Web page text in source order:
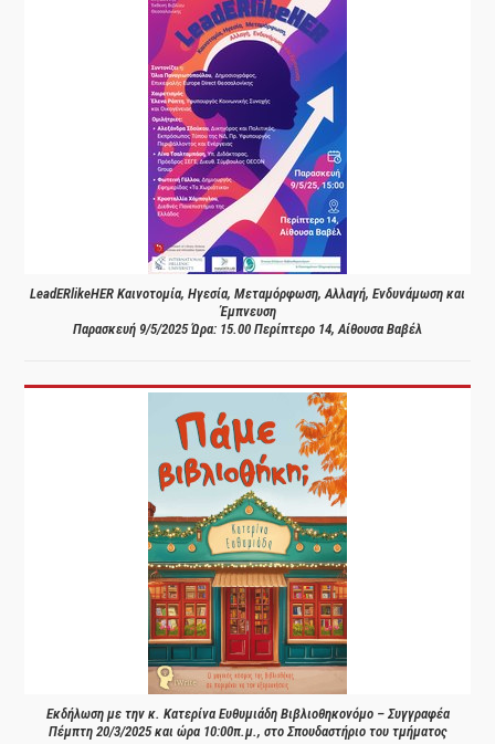
LeadERlikeHER Καινοτομία, Ηγεσία, Μεταμόρφωση, Αλλαγή, Ενδυνάμωση και
Έμπνευση
Παρασκευή 9/5/2025 Ώρα: 15.00 Περίπτερο 14, Αίθουσα Βαβέλ
Εκδήλωση με την κ. Κατερίνα Ευθυμιάδη Βιβλιοθηκονόμο – Συγγραφέα
Πέμπτη 20/3/2025 και ώρα 10:00π.μ., στο Σπουδαστήριο του τμήματος